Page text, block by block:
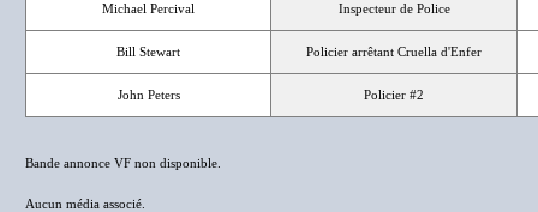
Michael Percival Inspecteur de Police
Bill Stewart Policier arrêtant Cruella d'Enfer
John Peters Policier #2
Bande annonce VF non disponible.
Aucun média associé.